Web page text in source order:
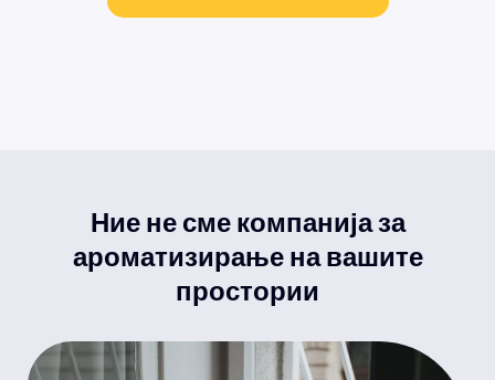
Ние не сме компанија за
ароматизирање на вашите
простории